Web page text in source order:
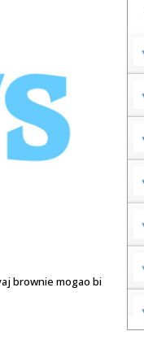
brownie mogao bi